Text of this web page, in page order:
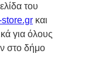
του
store.gr και
για όλους
στο δήμο